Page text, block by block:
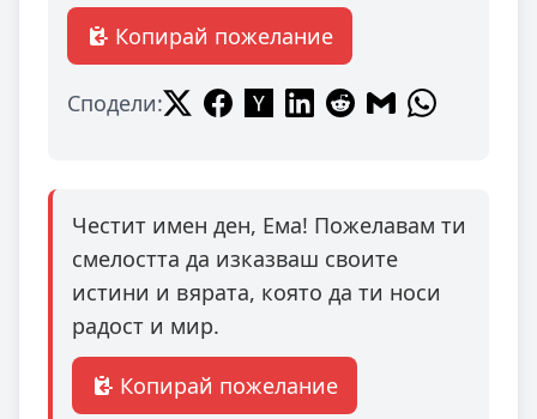
Копирай пожелание
Сподели:
Честит имен ден, Ема! Пожелавам ти
смелостта да изказваш своите
истини и вярата, която да ти носи
радост и мир.
Копирай пожелание